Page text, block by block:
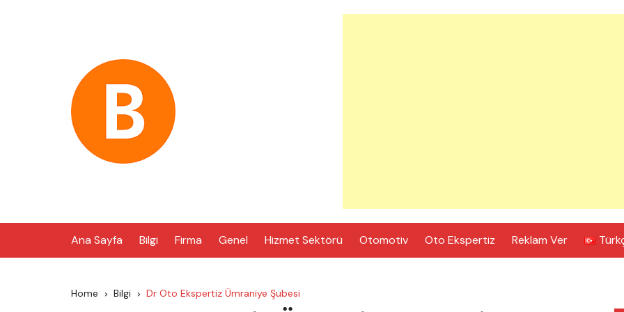
Ana Sayfa Bilgi Firma Genel Hizmet Sektörü Otomotiv Oto Ekspertiz Reklam Ver
Home Bilgi Dr Oto Ekspertiz Ümraniye Şubesi